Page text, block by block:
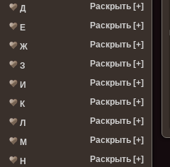
Д Раскрыть [+]
Е Раскрыть [+]
Ж Раскрыть [+]
З Раскрыть [+]
И Раскрыть [+]
К Раскрыть [+]
Л Раскрыть [+]
М Раскрыть [+]
Н Раскрыть [+]